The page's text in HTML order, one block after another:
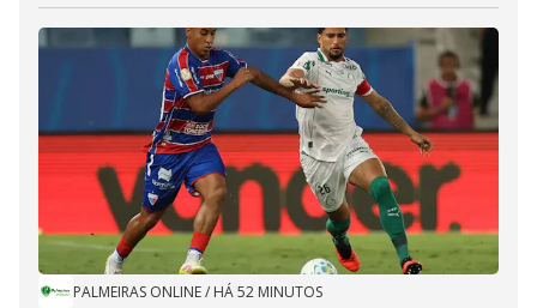
PALMEIRAS ONLINE/ HÁ 52 MINUTOS